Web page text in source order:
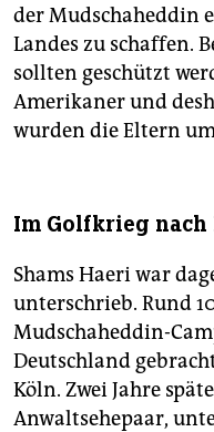
genossenschaft
epaper login
der Mudschaheddin
Landes zu schaffen.
sollten geschützt
Amerikaner und
wurden die Eltern
Im Golfkrieg
Shams Haeri war
unterschrieb. Rund
Mudschaheddin-
Deutschland
Köln. Zwei Jahre
Anwaltsehepaar,